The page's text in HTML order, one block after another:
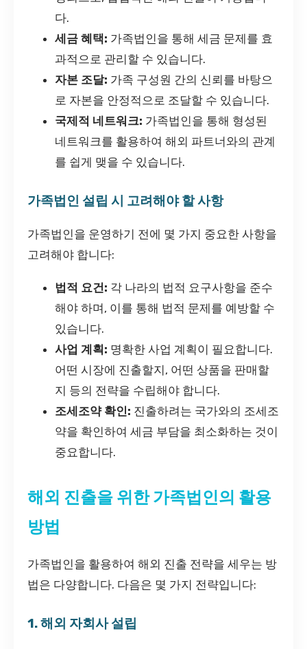
다.
세금 혜택: 가족법인을 통해 세금 문제를 효
과적으로 관리할 수 있습니다.
자본 조달: 가족 구성원 간의 신뢰를 바탕으
로 자본을 안정적으로 조달할 수 있습니다.
국제적 네트워크: 가족법인을 통해 형성된
네트워크를 활용하여 해외 파트너와의 관계
를 쉽게 맺을 수 있습니다.
가족법인 설립 시 고려해야 할 사항
가족법인을 운영하기 전에 몇 가지 중요한 사항을
고려해야 합니다:
법적 요건: 각 나라의 법적 요구사항을 준수
해야 하며, 이를 통해 법적 문제를 예방할 수
있습니다.
사업 계획: 명확한 사업 계획이 필요합니다.
어떤 시장에 진출할지, 어떤 상품을 판매할
지 등의 전략을 수립해야 합니다.
조세조약 확인: 진출하려는 국가와의 조세조
약을 확인하여 세금 부담을 최소화하는 것이
중요합니다.
해외 진출을 위한 가족법인의 활용
방법
가족법인을 활용하여 해외 진출 전략을 세우는 방
법은 다양합니다. 다음은 몇 가지 전략입니다:
1. 해외 자회사 설립